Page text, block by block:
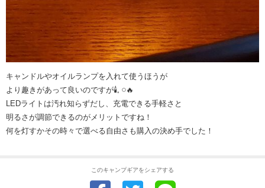
キャンドルやオイルランプを入れて使うほうが
より趣きがあって良いのですが🕯𓈒 𓏸🔥
LEDライトは汚れ知らずだし、充電できる手軽さと
明るさが調節できるのがメリットですね！
何を灯すかその時々で選べる自由さも購入の決め手でした！
このキャンプギアをシェアする